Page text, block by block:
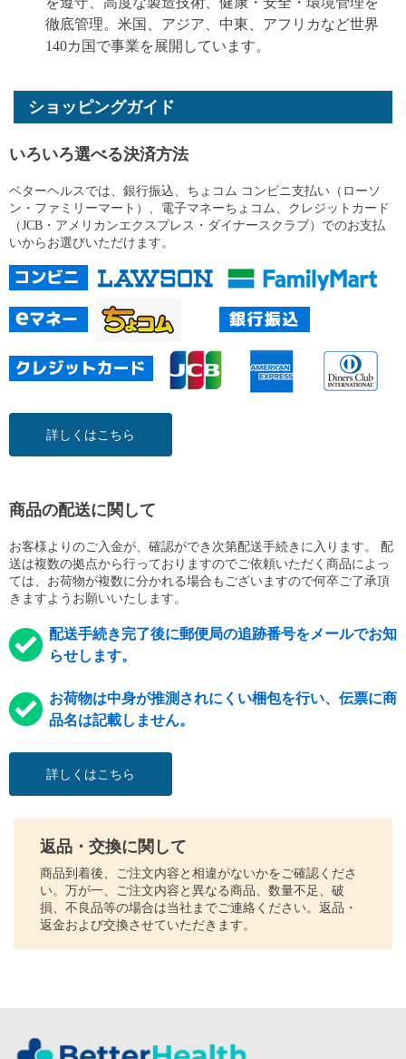
徹底管理。米国、アジア、中東、アフリカなど世界
140カ国で事業を展開しています。
ショッピングガイド
いろいろ選べる決済方法
ベターヘルスでは、銀行振込、ちょコム コンビニ支払い（ローソ
ン・ファミリーマート）、電子マネーちょコム、クレジットカード
（JCB・アメリカンエクスプレス・ダイナースクラブ）でのお支払
いからお選びいただけます。
詳しくはこちら
商品の配送に関して
お客様よりのご入金が、確認ができ次第配送手続きに入ります。 配
送は複数の拠点から行っておりますのでご依頼いただく商品によっ
ては、お荷物が複数に分かれる場合もございますので何卒ご了承頂
きますようお願いいたします。
配送手続き完了後に郵便局の追跡番号をメールでお知
らせします。
お荷物は中身が推測されにくい梱包を行い、伝票に商
品名は記載しません。
詳しくはこちら
返品・交換に関して
商品到着後、ご注文内容と相違がないかをご確認くださ
い。万が一、ご注文内容と異なる商品、数量不足、破
損、不良品等の場合は当社までご連絡ください。返品・
返金および交換させていただきます。